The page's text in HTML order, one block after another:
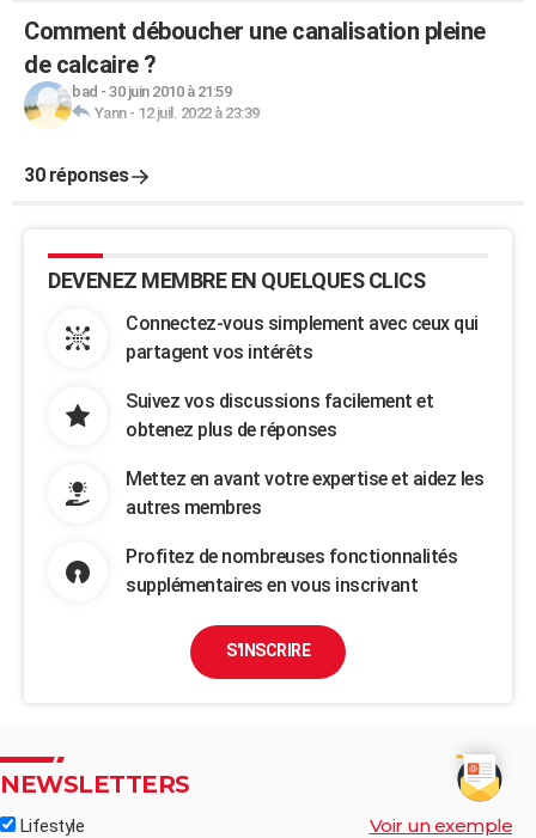
Comment déboucher une canalisation pleine
de calcaire ?
bad - 30 juin 2010 à 21:59
Yann- 12 juil. 2022 à 23:39
30 réponses
DEVENEZ MEMBRE EN QUELQUES CLICS
Connectez-vous simplement avec ceux qui
partagent vos intérêts
Suivez vos discussions facilement et
obtenez plus de réponses
Mettez en avant votre expertise et aidez les
autres membres
Profitez de nombreuses fonctionnalités
supplémentaires en vous inscrivant
S'INSCRIRE
NEWSLETTERS
Lifestyle Voir un exemple